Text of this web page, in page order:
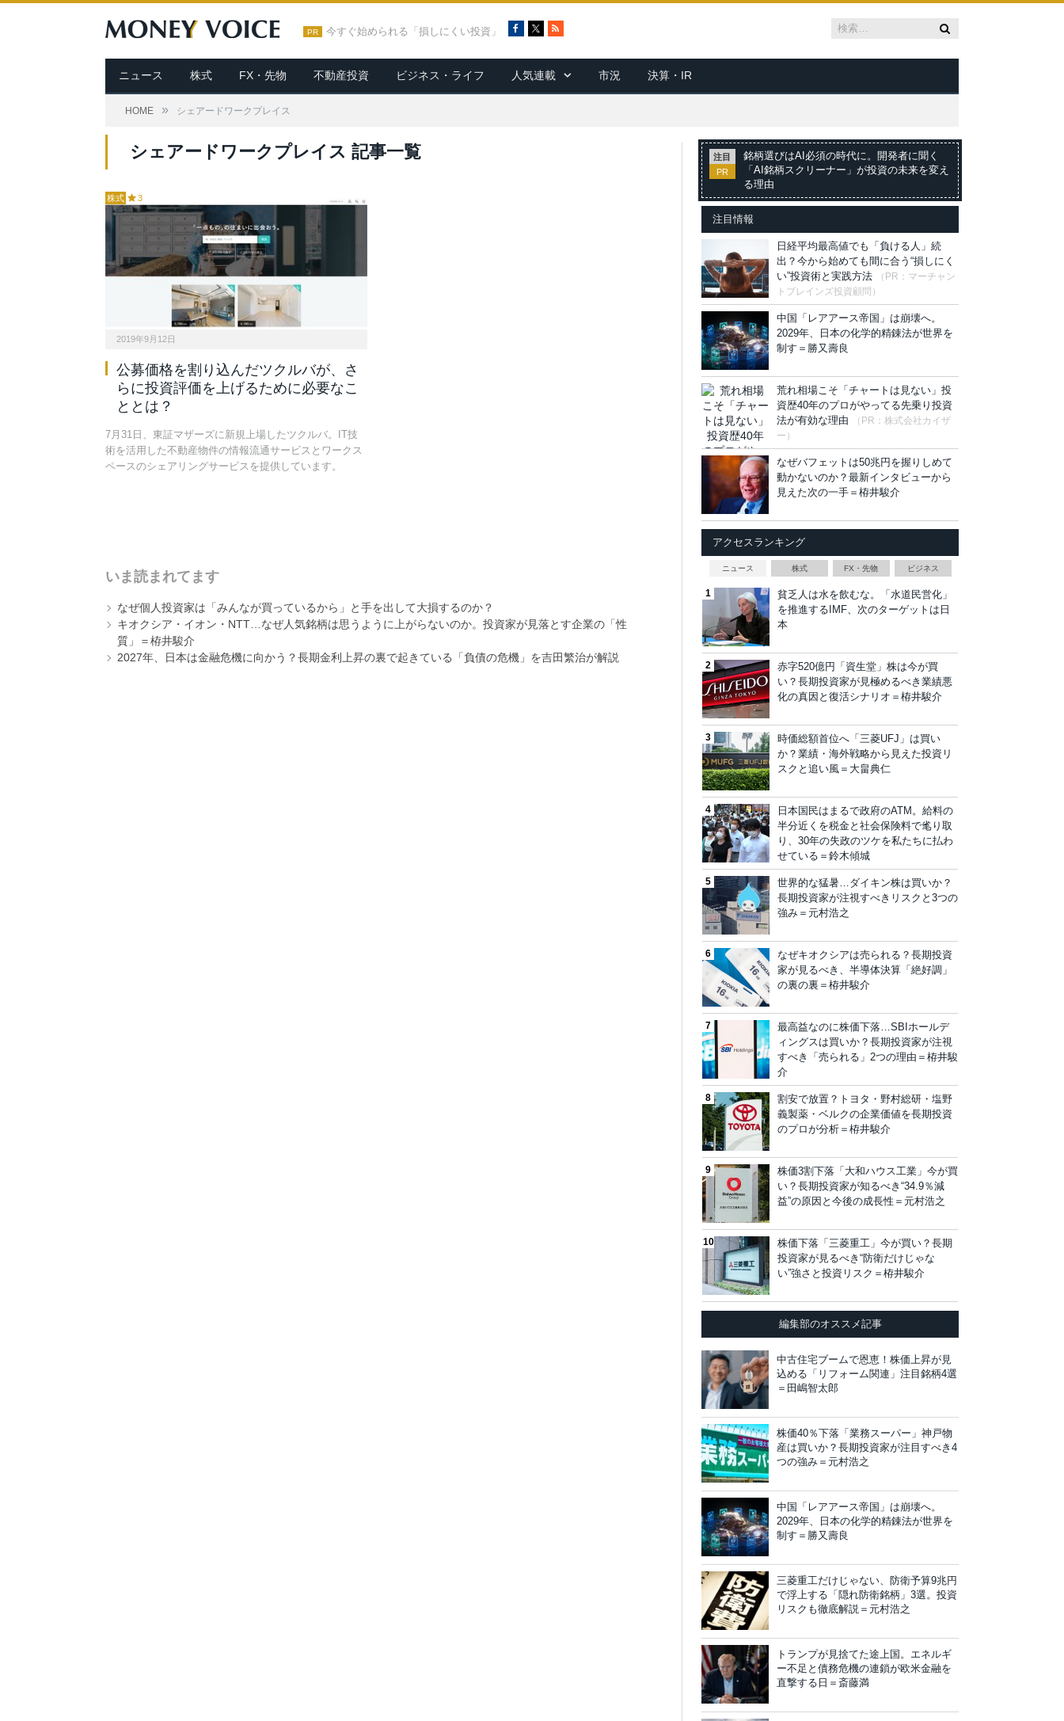
PR 今すぐ始められる「損しにくい投資」
c
e
b
R
S
ニュース 株式 FX・先物 不動産投資 ビジネス・ライフ 人気連載 市況 決算・IR
HOME » シェアードワークプレイス
シェアードワークプレイス 記事一覧
株式 3
2019年9月12日
公募価格を割り込んだツクルバが、さ
らに投資評価を上げるために必要なこ
ととは？
7月31日、東証マザーズに新規上場したツクルバ。IT技
術を活用した不動産物件の情報流通サービスとワークス
ペースのシェアリングサービスを提供しています。
いま読まれてます
なぜ個人投資家は「みんなが買っているから」と手を出して大損するのか？
キオクシア・イオン・NTT…なぜ人気銘柄は思うように上がらないのか。投資家が見落とす企業の「性
質」＝栫井駿介
2027年、日本は金融危機に向かう？長期金利上昇の裏で起きている「負債の危機」を吉田繁治が解説
注目
PR
銘柄選びはAI必須の時代に。開発者に聞く
「AI銘柄スクリーナー」が投資の未来を変え
る理由
注目情報
日経平均最高値でも「負ける人」続
出？今から始めても間に合う“損しにく
い”投資術と実践方法
（PR：マーチャン
トブレインズ投資顧問）
中国「レアアース帝国」は崩壊へ。
2029年、日本の化学的精錬法が世界を
制す＝勝又壽良
荒れ相場こそ「チャートは見ない」投
資歴40年のプロがやってる先乗り投資
法が有効な理由
（PR：株式会社カイザ
ー）
なぜバフェットは50兆円を握りしめて
動かないのか？最新インタビューから
見えた次の一手＝栫井駿介
アクセスランキング
ニュース 株式 FX・先物 ビジネス
貧乏人は水を飲むな。「水道民営化」
を推進するIMF、次のターゲットは日
本
赤字520億円「資生堂」株は今が買
い？長期投資家が見極めるべき業績悪
化の真因と復活シナリオ＝栫井駿介
時価総額首位へ「三菱UFJ」は買い
か？業績・海外戦略から見えた投資リ
スクと追い風＝大畠典仁
日本国民はまるで政府のATM。給料の
半分近くを税金と社会保険料で毟り取
り、30年の失政のツケを私たちに払わ
せている＝鈴木傾城
世界的な猛暑…ダイキン株は買いか？
長期投資家が注視すべきリスクと3つの
強み＝元村浩之
なぜキオクシアは売られる？長期投資
家が見るべき、半導体決算「絶好調」
の裏の裏＝栫井駿介
最高益なのに株価下落…SBIホールデ
ィングスは買いか？長期投資家が注視
すべき「売られる」2つの理由＝栫井駿
介
割安で放置？トヨタ・野村総研・塩野
義製薬・ベルクの企業価値を長期投資
のプロが分析＝栫井駿介
株価3割下落「大和ハウス工業」今が買
い？長期投資家が知るべき“34.9％減
益”の原因と今後の成長性＝元村浩之
株価下落「三菱重工」今が買い？長期
投資家が見るべき“防衛だけじゃな
い”強さと投資リスク＝栫井駿介
編集部のオススメ記事
中古住宅ブームで恩恵！株価上昇が見
込める「リフォーム関連」注目銘柄4選
＝田嶋智太郎
株価40％下落「業務スーパー」神戸物
産は買いか？長期投資家が注目すべき4
つの強み＝元村浩之
中国「レアアース帝国」は崩壊へ。
2029年、日本の化学的精錬法が世界を
制す＝勝又壽良
三菱重工だけじゃない、防衛予算9兆円
で浮上する「隠れ防衛銘柄」3選。投資
リスクも徹底解説＝元村浩之
トランプが見捨てた途上国。エネルギ
ー不足と債務危機の連鎖が欧米金融を
直撃する日＝斎藤満